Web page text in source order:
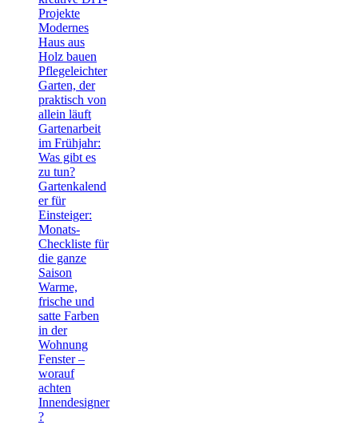
Projekte
Modernes
Haus aus
Holz bauen
Pflegeleichter
Garten, der
praktisch von
allein läuft
Gartenarbeit
im Frühjahr:
Was gibt es
zu tun?
Gartenkalend
er für
Einsteiger:
Monats-
Checkliste für
die ganze
Saison
Warme,
frische und
satte Farben
in der
Wohnung
Fenster –
worauf
achten
Innendesigner
?